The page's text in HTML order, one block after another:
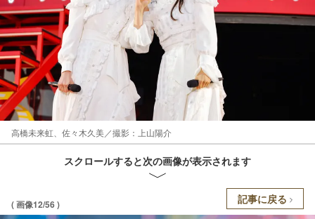
高橋未来虹、佐々木久美／撮影：上山陽介
スクロールすると次の画像が表示されます
( 画像12/56 ) 記事に戻る